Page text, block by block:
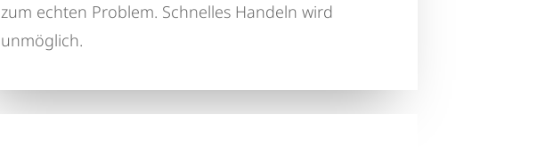
zum echten Problem. Schnelles Handeln wird
unmöglich.